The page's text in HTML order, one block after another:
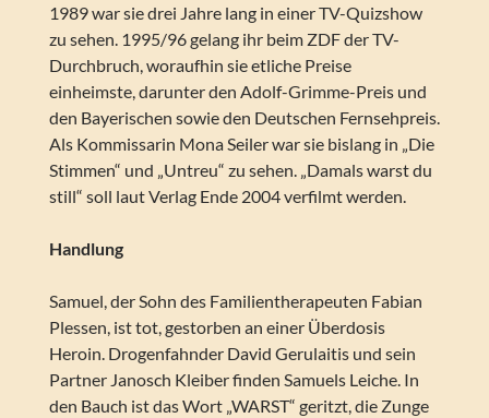
1989 war sie drei Jahre lang in einer TV-Quizshow
zu sehen. 1995/96 gelang ihr beim ZDF der TV-
Durchbruch, woraufhin sie etliche Preise
einheimste, darunter den Adolf-Grimme-Preis und
den Bayerischen sowie den Deutschen Fernsehpreis.
Als Kommissarin Mona Seiler war sie bislang in „Die
Stimmen“ und „Untreu“ zu sehen. „Damals warst du
still“ soll laut Verlag Ende 2004 verfilmt werden.
Handlung
Samuel, der Sohn des Familientherapeuten Fabian
Plessen, ist tot, gestorben an einer Überdosis
Heroin. Drogenfahnder David Gerulaitis und sein
Partner Janosch Kleiber finden Samuels Leiche. In
den Bauch ist das Wort „WARST“ geritzt, die Zunge